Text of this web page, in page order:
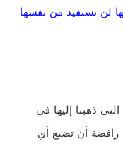
لن تستفيد من نفسها
النجار – 26 عاما- التي ذهبنا إليها في
رافضة أن تضيع أي